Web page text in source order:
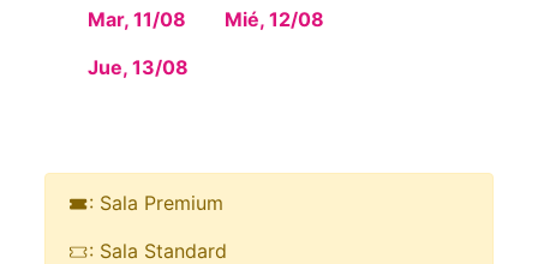
Mar, 11/08
Mié, 12/08
Jue, 13/08
: Sala Premium
: Sala Standard